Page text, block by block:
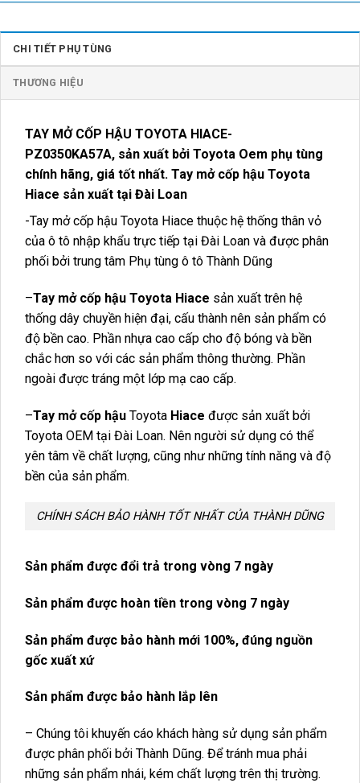
CHI TIẾT PHỤ TÙNG
THƯƠNG HIỆU
TAY MỞ CỐP HẬU TOYOTA HIACE-
PZ0350KA57A, sản xuất bởi Toyota Oem phụ tùng
chính hãng, giá tốt nhất. Tay mở cốp hậu Toyota
Hiace sản xuất tại Đài Loan
-Tay mở cốp hậu Toyota Hiace thuộc hệ thống thân vỏ
của ô tô nhập khẩu trực tiếp tại Đài Loan và được phân
phối bởi trung tâm Phụ tùng ô tô Thành Dũng
–Tay mở cốp hậu Toyota Hiace sản xuất trên hệ
thống dây chuyền hiện đại, cấu thành nên sản phẩm có
độ bền cao. Phần nhựa cao cấp cho độ bóng và bền
chắc hơn so với các sản phẩm thông thường. Phần
ngoài được tráng một lớp mạ cao cấp.
–Tay mở cốp hậu Toyota Hiace được sản xuất bởi
Toyota OEM tại Đài Loan. Nên người sử dụng có thể
yên tâm về chất lượng, cũng như những tính năng và độ
bền của sản phẩm.
CHÍNH SÁCH BẢO HÀNH TỐT NHẤT CỦA THÀNH DŨNG
Sản phẩm được đổi trả trong vòng 7 ngày
Sản phẩm được hoàn tiền trong vòng 7 ngày
Sản phẩm được bảo hành mới 100%, đúng nguồn
gốc xuất xứ
Sản phẩm được bảo hành lắp lên
– Chúng tôi khuyến cáo khách hàng sử dụng sản phẩm
được phân phối bởi Thành Dũng. Để tránh mua phải
những sản phẩm nhái, kém chất lượng trên thị trường.